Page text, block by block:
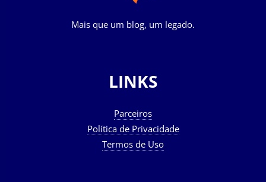
Mais que um blog, um legado.
LINKS
Parceiros
Política de Privacidade
Termos de Uso